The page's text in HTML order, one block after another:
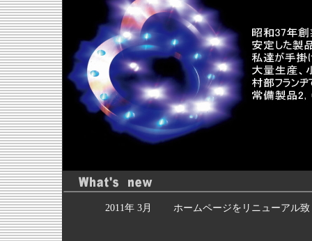
2011年 3月 ホームページをリニューアル